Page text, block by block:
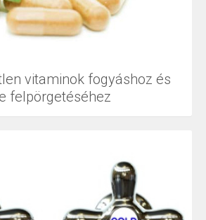
vitaminok fogyáshoz és
felpörgetéséhez